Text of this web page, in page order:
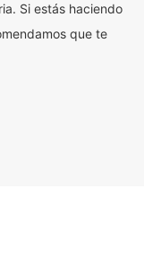
Si estás haciendo
que te